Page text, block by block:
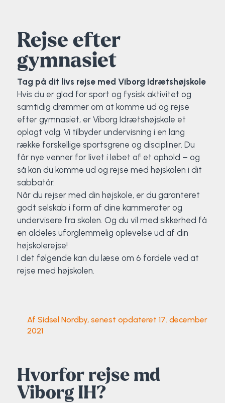
Rejse efter
gymnasiet
Tag på dit livs rejse med Viborg Idrætshøjskole
Hvis du er glad for sport og fysisk aktivitet og
samtidig drømmer om at komme ud og rejse
efter gymnasiet, er Viborg Idrætshøjskole et
oplagt valg. Vi tilbyder undervisning i en lang
række forskellige sportsgrene og discipliner. Du
får nye venner for livet i løbet af et ophold – og
så kan du komme ud og rejse med højskolen i dit
sabbatår.
Når du rejser med din højskole, er du garanteret
godt selskab i form af dine kammerater og
undervisere fra skolen. Og du vil med sikkerhed få
en aldeles uforglemmelig oplevelse ud af din
højskolerejse!
I det følgende kan du læse om 6 fordele ved at
rejse med højskolen.
Af Sidsel Nordby, senest opdateret 17. december
2021
Hvorfor rejse md
Viborg IH?
Brochure
Fodbold
Hiphop
HYROX
Kajak
Klatring
Løb
Pardans
Ski & snowboard
Sportsmassør
Udekøkken
Ølbrygning
Politi-teori
Sportspsykologi
Træner- og lederakademi
Sportsmassør
Skitur til Norge
Peter Fuglsang
Trine Rask-Nielsen
Troels Rasmussen